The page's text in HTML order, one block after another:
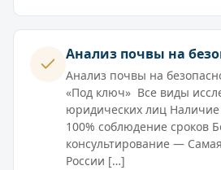
Анализ почвы на
Анализ почвы на
«Под ключ» Все виды
юридических лиц Наличие
100% соблюдение сроков
консультирование —
России […]